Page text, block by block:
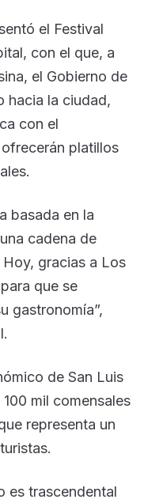
el Festival
con el que, a
el Gobierno de
hacia la ciudad,
con el
platillos
basada en la
cadena de
gracias a Los
que se
gastronomía”,
de San Luis
mil comensales
representa un
es trascendental